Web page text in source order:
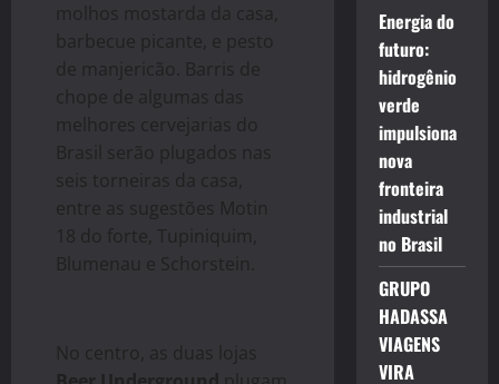
molhos mostarda da casa,
barbecue picante, e pesto
de manjericão. Barris de
chope de algumas das
melhores cervejarias do
Brasil serão plugados nas
seis torneiras da casa,
entre as sugestões Motin
18 do forte, Tupiniquim,
Blumenau e Schorstein.
No centro, as duas lojas
Energia do
futuro:
hidrogênio
verde
impulsiona
nova
fronteira
industrial
no Brasil
GRUPO
HADASSA
VIAGENS
VIRA